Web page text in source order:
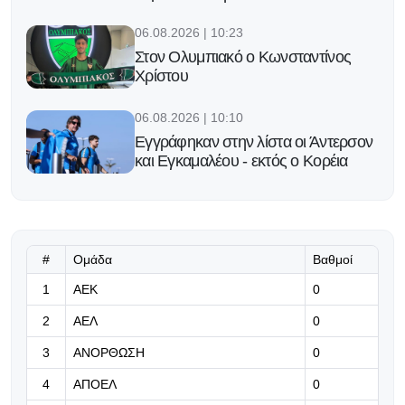
06.08.2026 | 10:23
Στον Ολυμπιακό ο Κωνσταντίνος
Χρίστου
06.08.2026 | 10:10
Εγγράφηκαν στην λίστα οι Άντερσον
και Εγκαμαλέου - εκτός ο Κορέια
Ο Χεζόνια αποχαιρέτησε τη Ρεάλ
Μαδρίτης: «Εύχομαι οι δρόμοι μας
να συναντηθούν ξανά»
# Ομάδα Βαθμοί
1 ΑΕΚ 0
2 ΑΕΛ 0
3 ΑΝΟΡΘΩΣΗ 0
4 ΑΠΟΕΛ 0